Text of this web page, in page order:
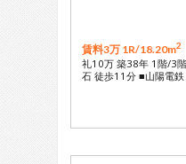
賃料3万 1R/18.20m2
礼10万 築38年 1階/3
石 徒歩11分 ■山陽電